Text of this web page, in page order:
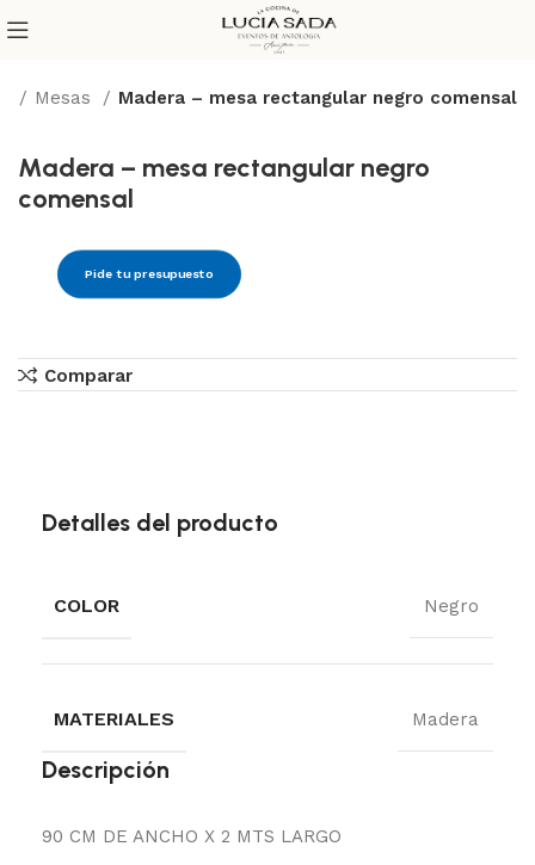
Mesas Madera – mesa rectangular negro comensal
Madera – mesa rectangular negro
comensal
Pide tu presupuesto
Comparar
Detalles del producto
COLOR Negro
MATERIALES Madera
Descripción
90 CM DE ANCHO X 2 MTS LARGO